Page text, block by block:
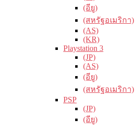
(อียู)
(สหรัฐอเมริกา)
(AS)
(KR)
Playstation 3
(JP)
(AS)
(อียู)
(สหรัฐอเมริกา)
PSP
(JP)
(อียู)